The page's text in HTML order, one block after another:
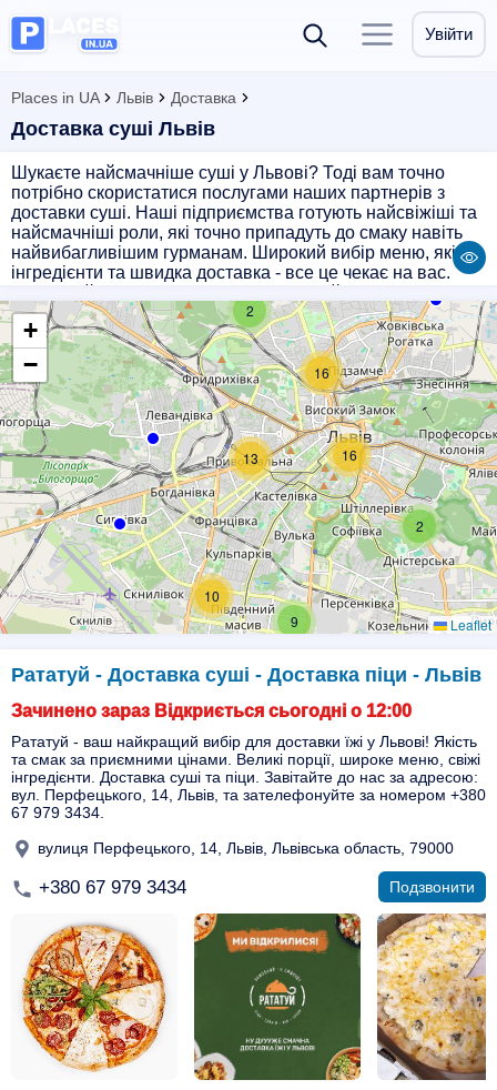
Увійти
Places in UA Львів Доставка
Доставка суші Львів
Шукаєте найсмачніше суші у Львові? Тоді вам точно
потрібно скористатися послугами наших партнерів з
доставки суші. Наші підприємства готують найсвіжіші та
найсмачніші роли, які точно припадуть до смаку навіть
найвибагливішим гурманам. Широкий вибір меню, якісні
інгредієнти та швидка доставка - все це чекає на вас.
японської кухні прямо вдома або в офісі. Не втрачайте
часу, замовляйте смачні роли вже зараз!
2
9
13 16
10
16
2
+
−
Leaflet
Рататуй - Доставка суші - Доставка піци - Львів
Зачинено зараз Відкриється сьогодні о 12:00
Рататуй - ваш найкращий вибір для доставки їжі у Львові! Якість
та смак за приємними цінами. Великі порції, широке меню, свіжі
інгредієнти. Доставка суші та піци. Завітайте до нас за адресою:
вул. Перфецького, 14, Львів, та зателефонуйте за номером +380
67 979 3434.
вулиця Перфецького, 14, Львів, Львівська область, 79000
+380 67 979 3434 Подзвонити